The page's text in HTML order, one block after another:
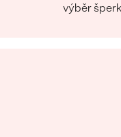
výběr